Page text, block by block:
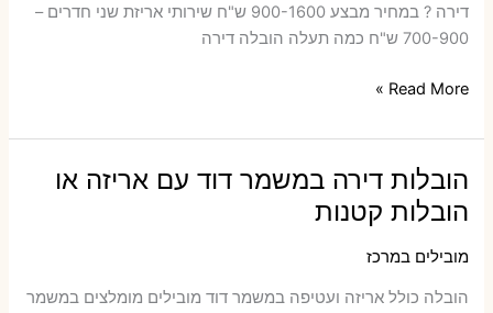
דירה ? במחיר מבצע 900-1600 ש"ח שירותי אריזת שני חדרים –
700-900 ש"ח כמה תעלה הובלה דירה
הובלות
בסתריה
אריזה
או
הובלות
Read More »
הובלות דירה במשמר דוד עם אריזה או
הובלות קטנות
מובילים במרכז
הובלה כולל אריזה ועטיפה במשמר דוד ‫מובילים מומלצים במשמר